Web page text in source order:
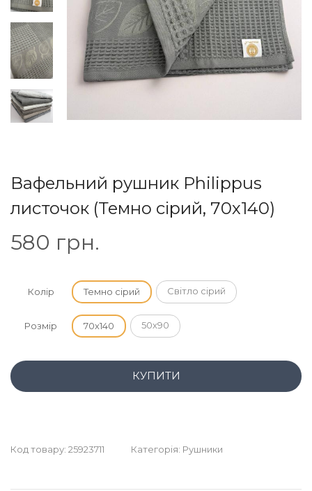
Вафельний рушник Philippus
листочок (Темно сірий, 70х140)
580 грн.
Колір Темно сірий Світло сірий
Розмір 70х140 50х90
КУПИТИ
Код товару: 25923711 Категорія: Рушники